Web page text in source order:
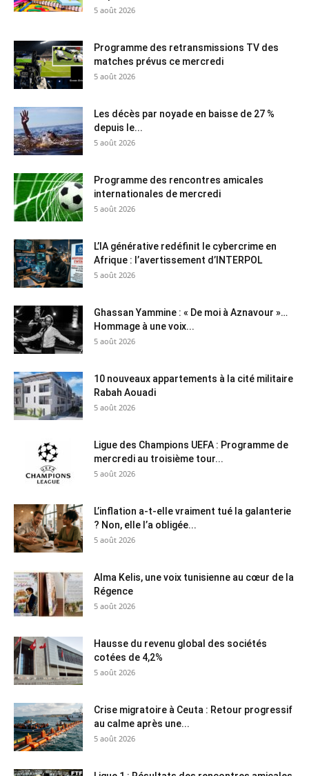
5 août 2026
Programme des retransmissions TV des
matches prévus ce mercredi
5 août 2026
Les décès par noyade en baisse de 27 %
depuis le...
5 août 2026
Programme des rencontres amicales
internationales de mercredi
5 août 2026
L’IA générative redéfinit le cybercrime en
Afrique : l’avertissement d’INTERPOL
5 août 2026
Ghassan Yammine : « De moi à Aznavour »…
Hommage à une voix...
5 août 2026
10 nouveaux appartements à la cité militaire
Rabah Aouadi
5 août 2026
Ligue des Champions UEFA : Programme de
mercredi au troisième tour...
5 août 2026
L’inflation a-t-elle vraiment tué la galanterie
? Non, elle l’a obligée...
5 août 2026
Alma Kelis, une voix tunisienne au cœur de la
Régence
5 août 2026
Hausse du revenu global des sociétés
cotées de 4,2%
5 août 2026
Crise migratoire à Ceuta : Retour progressif
au calme après une...
5 août 2026